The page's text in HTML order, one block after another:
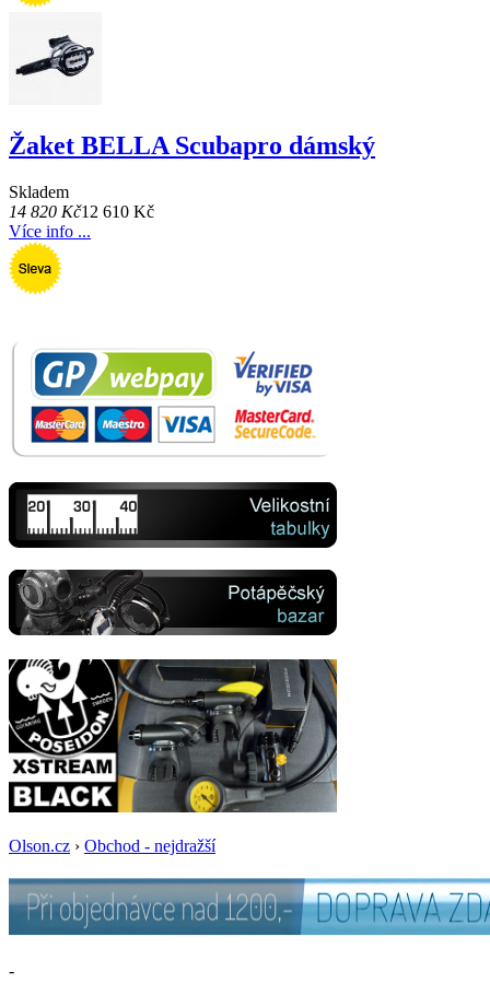
Žaket BELLA Scubapro dámský
Skladem
14 820 Kč12 610 Kč
Více info ...
Olson.cz › Obchod - nejdražší
-